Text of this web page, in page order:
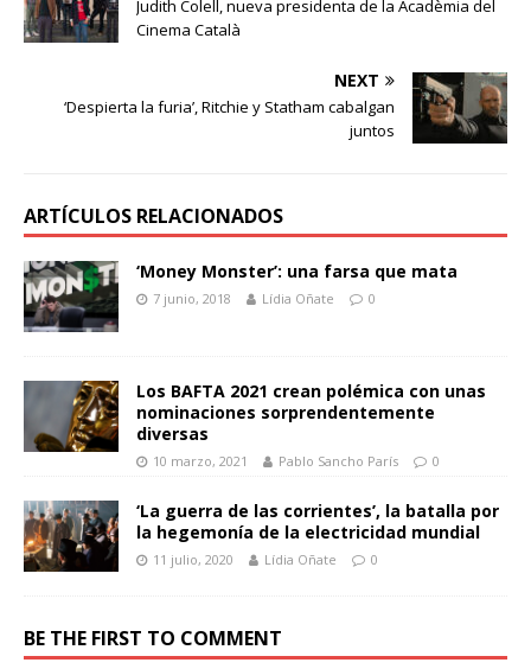
Judith Colell, nueva presidenta de la Acadèmia del
Cinema Català
NEXT
‘Despierta la furia’, Ritchie y Statham cabalgan
juntos
ARTÍCULOS RELACIONADOS
‘Money Monster’: una farsa que mata
7 junio, 2018 Lídia Oñate 0
Los BAFTA 2021 crean polémica con unas
nominaciones sorprendentemente
diversas
10 marzo, 2021 Pablo Sancho París 0
‘La guerra de las corrientes’, la batalla por
la hegemonía de la electricidad mundial
11 julio, 2020 Lídia Oñate 0
BE THE FIRST TO COMMENT